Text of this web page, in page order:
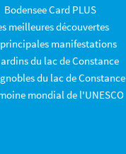
Bodensee Card PLUS
meilleures découvertes
principales manifestations
du lac de Constance
du lac de Constance
mondial de l'UNESCO